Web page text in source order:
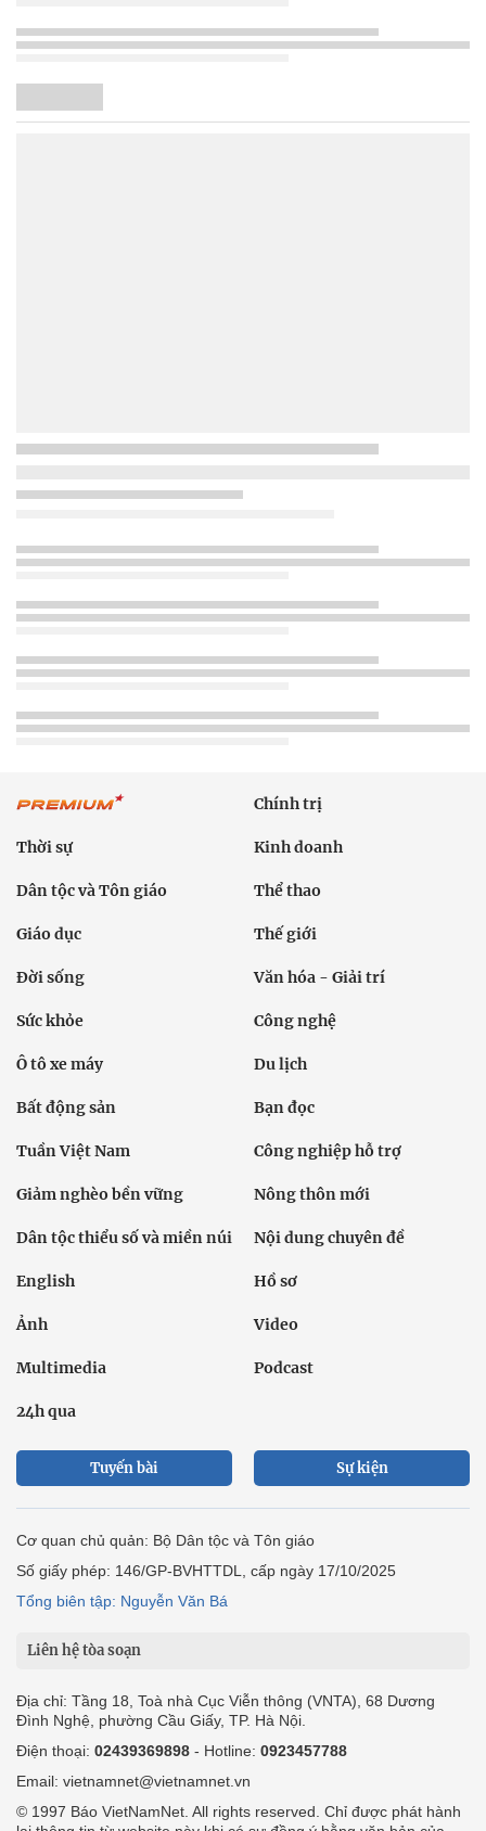
Chính trị
Thời sự Kinh doanh
Dân tộc và Tôn giáo Thể thao
Giáo dục Thế giới
Đời sống Văn hóa - Giải trí
Sức khỏe Công nghệ
Ô tô xe máy Du lịch
Bất động sản Bạn đọc
Tuần Việt Nam Công nghiệp hỗ trợ
Giảm nghèo bền vững Nông thôn mới
Dân tộc thiểu số và miền núi Nội dung chuyên đề
English Hồ sơ
Ảnh Video
Multimedia Podcast
24h qua
Tuyến bài Sự kiện
Cơ quan chủ quản: Bộ Dân tộc và Tôn giáo
Số giấy phép: 146/GP-BVHTTDL, cấp ngày 17/10/2025
Tổng biên tập: Nguyễn Văn Bá
Liên hệ tòa soạn
Địa chỉ: Tầng 18, Toà nhà Cục Viễn thông (VNTA), 68 Dương
Đình Nghệ, phường Cầu Giấy, TP. Hà Nội.
Điện thoại: 02439369898 - Hotline: 0923457788
Email: vietnamnet@vietnamnet.vn
© 1997 Báo VietNamNet. All rights reserved. Chỉ được phát hành